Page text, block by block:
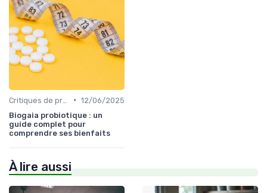
• 12/06/2025
Biogaia probiotique : un
guide complet pour
comprendre ses bienfaits
À lire aussi